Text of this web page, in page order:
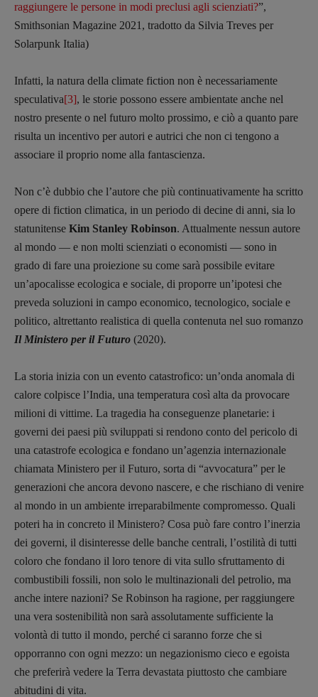
Recensioni
Primo Piano
Interviste
RUBRICHE
raggiungere le persone in modi preclusi agli scienziati?”,
Smithsonian Magazine 2021, tradotto da Silvia Treves per
Solarpunk Italia)
Infatti, la natura della climate fiction non è necessariamente
speculativa[3], le storie possono essere ambientate anche nel
nostro presente o nel futuro molto prossimo, e ciò a quanto pare
risulta un incentivo per autori e autrici che non ci tengono a
associare il proprio nome alla fantascienza.
Non c’è dubbio che l’autore che più continuativamente ha scritto
opere di fiction climatica, in un periodo di decine di anni, sia lo
statunitense Kim Stanley Robinson. Attualmente nessun autore
al mondo — e non molti scienziati o economisti — sono in
grado di fare una proiezione su come sarà possibile evitare
un’apocalisse ecologica e sociale, di proporre un’ipotesi che
preveda soluzioni in campo economico, tecnologico, sociale e
politico, altrettanto realistica di quella contenuta nel suo romanzo
Il Ministero per il Futuro (2020).
La storia inizia con un evento catastrofico: un’onda anomala di
calore colpisce l’India, una temperatura così alta da provocare
milioni di vittime. La tragedia ha conseguenze planetarie: i
governi dei paesi più sviluppati si rendono conto del pericolo di
una catastrofe ecologica e fondano un’agenzia internazionale
chiamata Ministero per il Futuro, sorta di “avvocatura” per le
generazioni che ancora devono nascere, e che rischiano di venire
al mondo in un ambiente irreparabilmente compromesso. Quali
poteri ha in concreto il Ministero? Cosa può fare contro l’inerzia
dei governi, il disinteresse delle banche centrali, l’ostilità di tutti
coloro che fondano il loro tenore di vita sullo sfruttamento di
combustibili fossili, non solo le multinazionali del petrolio, ma
anche intere nazioni? Se Robinson ha ragione, per raggiungere
una vera sostenibilità non sarà assolutamente sufficiente la
volontà di tutto il mondo, perché ci saranno forze che si
opporranno con ogni mezzo: un negazionismo cieco e egoista
che preferirà vedere la Terra devastata piuttosto che cambiare
abitudini di vita.